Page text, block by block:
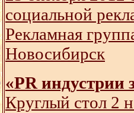
социальной
Рекламная
Новосибирск
«PR индустрии
Круглый стол 2